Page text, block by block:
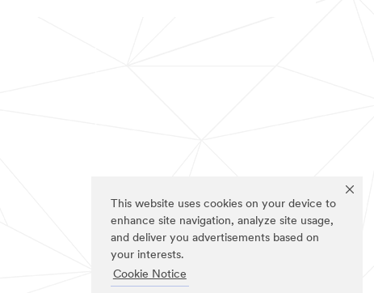
This website uses cookies on your device to
enhance site navigation, analyze site usage,
and deliver you advertisements based on
your interests.
Cookie Notice